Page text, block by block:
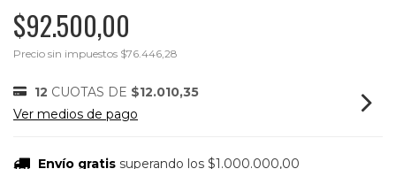
$92.500,00
Precio sin impuestos $76.446,28
12 CUOTAS DE $12.010,35
Ver medios de pago
Envío gratis superando los $1.000.000,00